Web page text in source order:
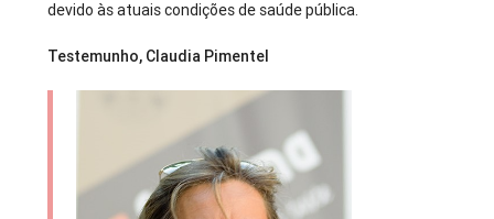
devido às atuais condições de saúde pública.
Testemunho, Claudia Pimentel